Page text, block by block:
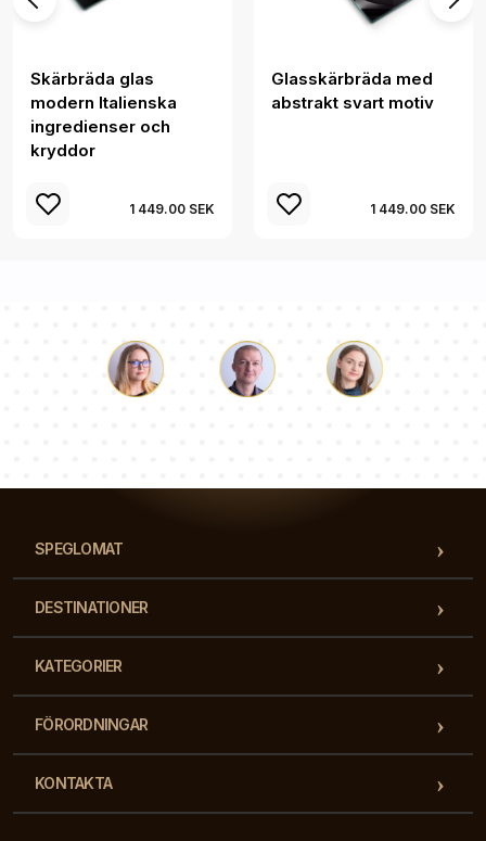
Skärbräda glas
modern Italienska
ingredienser och
kryddor
1 449.00 SEK
Glasskärbräda med
abstrakt svart motiv
1 449.00 SEK
SPEGLOMAT
DESTINATIONER
KATEGORIER
FÖRORDNINGAR
KONTAKTA